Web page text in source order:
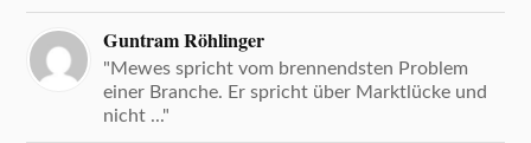
Guntram Röhlinger
"Mewes spricht vom brennendsten Problem
einer Branche. Er spricht über Marktlücke und
nicht ..."